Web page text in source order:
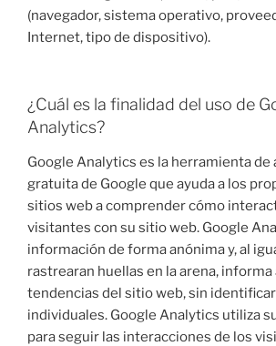
(navegador, sistema operativo,
Internet, tipo de dispositivo).
¿Cuál es la finalidad del uso de
Analytics?
Google Analytics es la herramienta de
gratuita de Google que ayuda a los
sitios web a comprender cómo
visitantes con su sitio web. Google
información de forma anónima y, al
rastrearan huellas en la arena, informa
tendencias del sitio web, sin
individuales. Google Analytics utiliza
para seguir las interacciones de los